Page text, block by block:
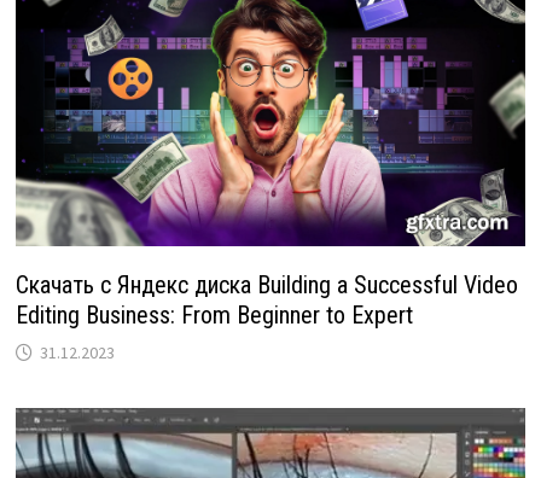
Скачать с Яндекс диска Building a Successful Video
Editing Business: From Beginner to Expert
31.12.2023